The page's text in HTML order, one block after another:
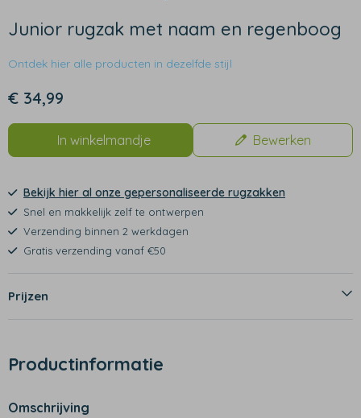
Junior rugzak met naam en regenboog
Ontdek hier alle producten in dezelfde stijl
€ 34,99
In winkelmandje Bewerken
Bekijk hier al onze gepersonaliseerde rugzakken
Snel en makkelijk zelf te ontwerpen
Verzending binnen 2 werkdagen
Gratis verzending vanaf €50
Prijzen
Productinformatie
Omschrijving